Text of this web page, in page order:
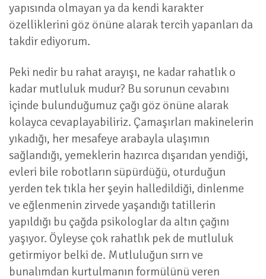
yapısında olmayan ya da kendi karakter
özelliklerini göz önüne alarak tercih yapanları da
takdir ediyorum.
Peki nedir bu rahat arayışı, ne kadar rahatlık o
kadar mutluluk mudur? Bu sorunun cevabını
içinde bulunduğumuz çağı göz önüne alarak
kolayca cevaplayabiliriz. Çamaşırları makinelerin
yıkadığı, her mesafeye arabayla ulaşımın
sağlandığı, yemeklerin hazırca dışarıdan yendiği,
evleri bile robotların süpürdüğü, oturduğun
yerden tek tıkla her şeyin halledildiği, dinlenme
ve eğlenmenin zirvede yaşandığı tatillerin
yapıldığı bu çağda psikologlar da altın çağını
yaşıyor. Öyleyse çok rahatlık pek de mutluluk
getirmiyor belki de. Mutluluğun sırrı ve
bunalımdan kurtulmanın formülünü veren